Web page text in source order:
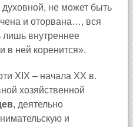
не может быть
и оторвана…, вся
лишь внутреннее
в ней коренится».
XIX – начала XX в.
хозяйственной
, деятельно
и